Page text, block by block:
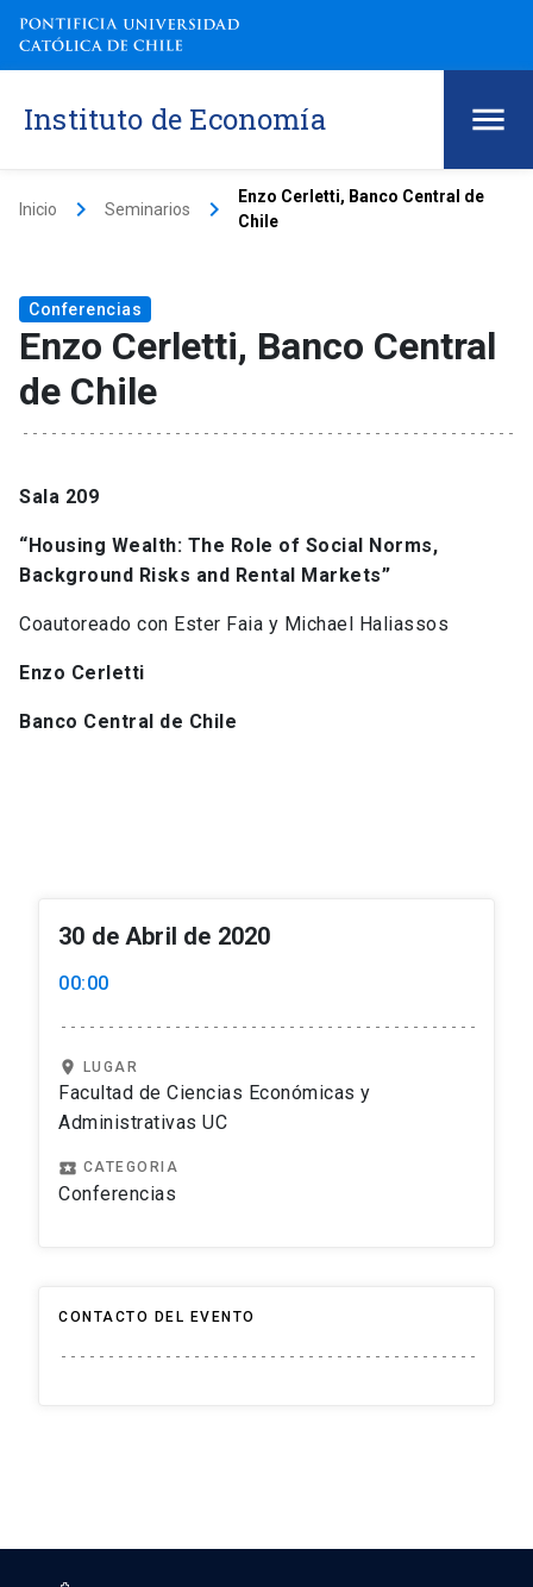
Instituto de Economía
Inicio keyboard_arrow_right Seminarios keyboard_arrow_right
Enzo Cerletti, Banco Central de
Chile
Conferencias
Enzo Cerletti, Banco Central
de Chile
Sala 209
“Housing Wealth: The Role of Social Norms,
Background Risks and Rental Markets”
Coautoreado con Ester Faia y Michael Haliassos
Enzo Cerletti
Banco Central de Chile
30 de Abril de 2020
00:00
location_on LUGAR
Facultad de Ciencias Económicas y
Administrativas UC
local_play CATEGORIA
Conferencias
CONTACTO DEL EVENTO